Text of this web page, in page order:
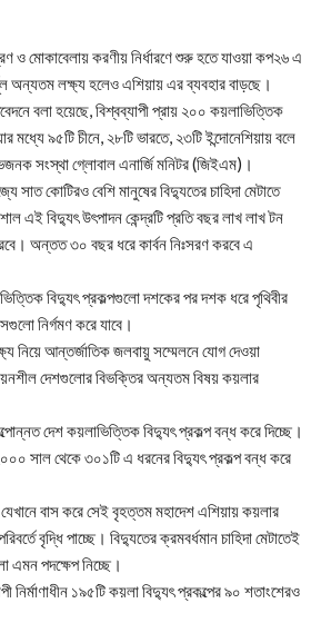
ও মোকাবেলায় করণীয় নির্ধারণে শুরু হতে যাওয়া কপ২৬ এ
অন্যতম লক্ষ্য হলেও এশিয়ায় এর ব্যবহার বাড়ছে।
বলা হয়েছে, বিশ্বব্যাপী প্রায় ২০০ কয়লাভিত্তিক
মধ্যে ৯৫টি চীনে, ২৮টি ভারতে, ২৩টি ইন্দোনেশিয়ায় বলে
সংস্থা গ্লোবাল এনার্জি মনিটর (জিইএম)।
সাত কোটিরও বেশি মানুষের বিদ্যুতের চাহিদা মেটাতে
এই বিদ্যুৎ উৎপাদন কেন্দ্রটি প্রতি বছর লাখ লাখ টন
অন্তত ৩০ বছর ধরে কার্বন নিঃসরণ করবে এ
বিদ্যুৎ প্রকল্পগুলো দশকের পর দশক ধরে পৃথিবীর
নির্গমণ করে যাবে।
নিয়ে আন্তর্জাতিক জলবায়ু সম্মেলনে যোগ দেওয়া
দেশগুলোর বিভক্তির অন্যতম বিষয় কয়লার
দেশ কয়লাভিত্তিক বিদ্যুৎ প্রকল্প বন্ধ করে দিচ্ছে।
সাল থেকে ৩০১টি এ ধরনের বিদ্যুৎ প্রকল্প বন্ধ করে
বাস করে সেই বৃহত্তম মহাদেশ এশিয়ায় কয়লার
বৃদ্ধি পাচ্ছে। বিদ্যুতের ক্রমবর্ধমান চাহিদা মেটাতেই
এমন পদক্ষেপ নিচ্ছে।
নির্মাণাধীন ১৯৫টি কয়লা বিদ্যুৎ প্রকল্পের ৯০ শতাংশেরও